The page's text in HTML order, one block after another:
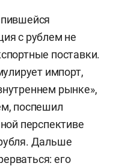
с рублем не
поставки.
импорт,
рынке»,
поспешил
перспективе
Дальше
его